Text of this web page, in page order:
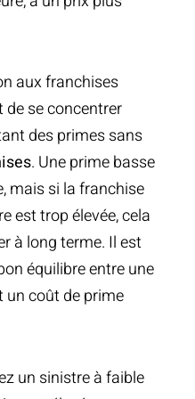
aux franchises
de se concentrer
des primes sans
. Une prime basse
mais si la franchise
est trop élevée, cela
à long terme. Il est
équilibre entre une
un coût de prime
un sinistre à faible